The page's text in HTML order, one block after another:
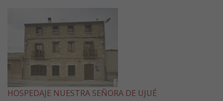
HOSPEDAJE NUESTRA SEÑORA DE UJUÉ